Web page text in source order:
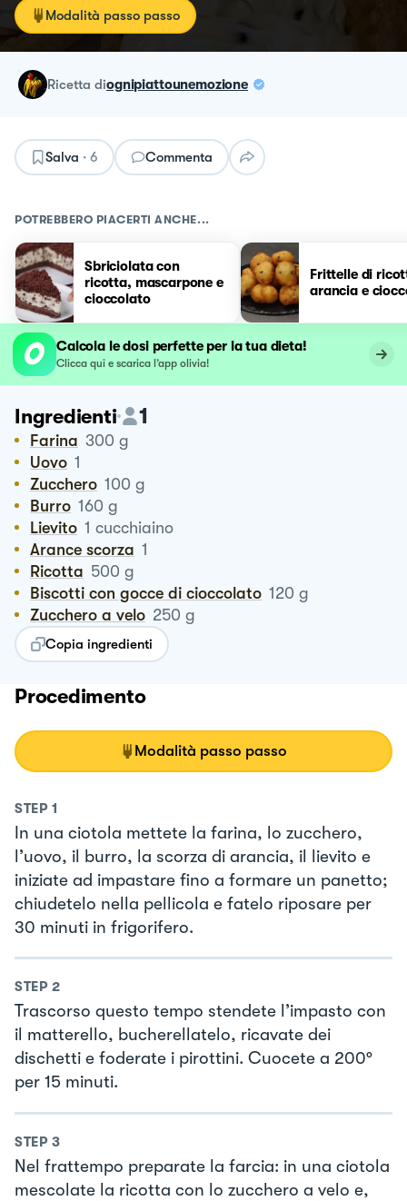
Modalità passo passo
ricetta diognipiattounemozione
Salva · 6 Commenta
POTREBBERO PIACERTI ANCHE...
Sbriciolata con
ricotta, mascarpone e
cioccolato
Frittelle di
arancia e
Calcola le dosi perfette per la tua dieta!
Clicca qui e scarica l’app olivia!
Ingredienti 1
Farina 300 g
Uovo 1
Zucchero 100 g
Burro 160 g
Lievito 1 cucchiaino
Arance scorza 1
Ricotta 500 g
Biscotti con gocce di cioccolato 120 g
Zucchero a velo 250 g
Copia ingredienti
Procedimento
Modalità passo passo
STEP 1
In una ciotola mettete la farina, lo zucchero,
l’uovo, il burro, la scorza di arancia, il lievito e
iniziate ad impastare fino a formare un panetto;
chiudetelo nella pellicola e fatelo riposare per
30 minuti in frigorifero.
STEP 2
Trascorso questo tempo stendete l’impasto con
il matterello, bucherellatelo, ricavate dei
dischetti e foderate i pirottini. Cuocete a 200°
per 15 minuti.
STEP 3
Nel frattempo preparate la farcia: in una ciotola
mescolate la ricotta con lo zucchero a velo e,